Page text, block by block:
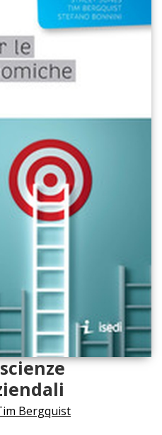
Bergquist